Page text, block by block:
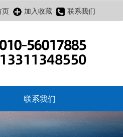
页 加入收藏 联系我们
联系我们